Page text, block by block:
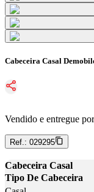
Cabeceira Casal
Vendido e entregue
Ref.: 029295
Cabeceira Casal
Tipo De Cabeceira